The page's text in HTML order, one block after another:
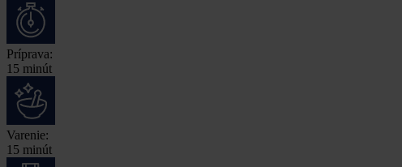
Príprava:
15 minút
Varenie:
15 minút